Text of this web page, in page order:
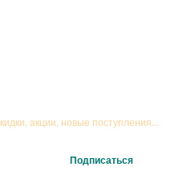
акции, новые поступления...